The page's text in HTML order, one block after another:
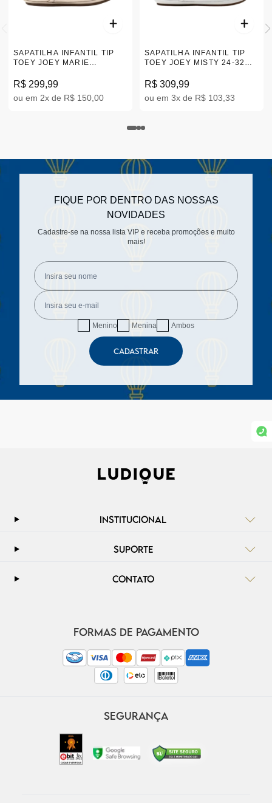
SAPATILHA INFANTIL TIP
TOEY JOEY MARIE
|CB.MRE2
R$ 299,99
ou em 2x de R$ 150,00
SAPATILHA INFANTIL TIP
TOEY JOEY MISTY 24-32
R$ 309,99
ou em 3x de R$ 103,33
FIQUE POR DENTRO DAS NOSSAS
NOVIDADES
Cadastre-se na nossa lista VIP e receba promoções e muito
mais!
Menino Menina Ambos
CADASTRAR
INSTITUCIONAL
SUPORTE
CONTATO
FORMAS DE PAGAMENTO
SEGURANÇA